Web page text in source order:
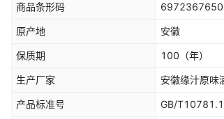
商品条形码
原产地 安徽
保质期 100 （年）
生产厂家 安徽缘汁原味
产品标准号 GB/